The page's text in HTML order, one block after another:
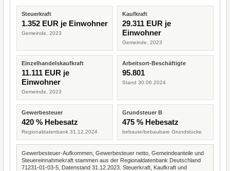
Steuerkraft
1.352 EUR je Einwohner
Gemeinde, 2023
Kaufkraft
29.311 EUR je
Einwohner
Gemeinde, 2023
Einzelhandelskaufkraft
11.111 EUR je
Einwohner
Gemeinde, 2023
Arbeitsort-Beschäftigte
95.801
Stand 30.06.2024
Gewerbesteuer
420 % Hebesatz
Regionaldatenbank 31.12.2024
Grundsteuer B
475 % Hebesatz
bebaute/bebaubare Grundstücke
Gewerbesteuer-Aufkommen, Gewerbesteuer netto, Gemeindeanteile und
Steuereinnahmekraft stammen aus der Regionaldatenbank Deutschland
71231-01-03-5, Datenstand 31.12.2023. Steuerkraft, Kaufkraft und